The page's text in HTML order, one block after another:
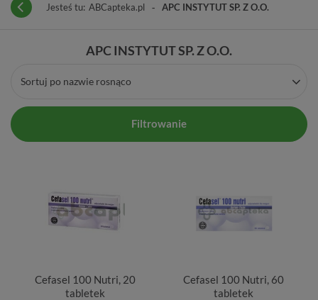
Jesteś tu: ABCapteka.pl APC INSTYTUT SP. Z O.O.
APC INSTYTUT SP. Z O.O.
Sortuj po nazwie rosnąco
Filtrowanie
Cefasel 100 Nutri, 20
tabletek
Cefasel 100 Nutri, 60
tabletek